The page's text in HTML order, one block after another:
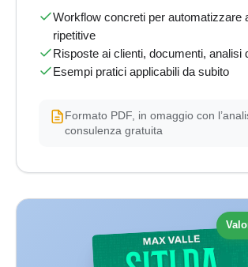
Workflow concreti per automatizzare
ripetitive
Risposte ai clienti, documenti, analisi
Esempi pratici applicabili da subito
Formato PDF, in omaggio con
consulenza gratuita